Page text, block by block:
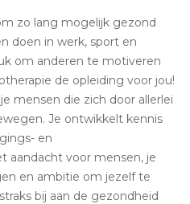
zo lang mogelijk gezond
doen in werk, sport en
om anderen te motiveren
de opleiding voor jou!
mensen die zich door allerlei
Je ontwikkelt kennis
en
aandacht voor mensen, je
en ambitie om jezelf te
bij aan de gezondheid